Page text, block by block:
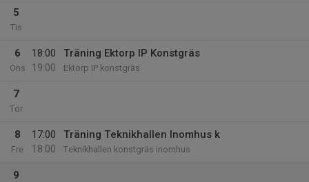
5
Tis
6
Ons
18:00
19:00
Träning Ektorp IP Konstgräs
Ektorp IP konstgräs
7
Tor
8
Fre
17:00
18:00
Träning Teknikhallen Inomhus k
Teknikhallen konstgräs inomhus
9